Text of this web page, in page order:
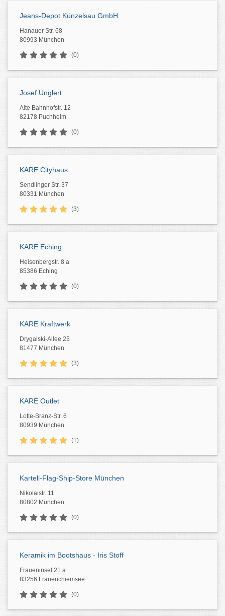
Jeans-Depot Künzelsau GmbH
Hanauer Str. 68
80993 München
(0)
Josef Unglert
Alte Bahnhofstr. 12
82178 Puchheim
(0)
KARE Cityhaus
Sendlinger Str. 37
80331 München
(3)
KARE Eching
Heisenbergstr. 8 a
85386 Eching
(0)
KARE Kraftwerk
Drygalski-Allee 25
81477 München
(3)
KARE Outlet
Lotte-Branz-Str. 6
80939 München
(1)
Kartell-Flag-Ship-Store München
Nikolaistr. 11
80802 München
(0)
Keramik im Bootshaus - Iris Stoff
Fraueninsel 21 a
83256 Frauenchiemsee
(0)